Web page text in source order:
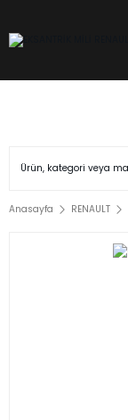
Anasayfa RENAULT